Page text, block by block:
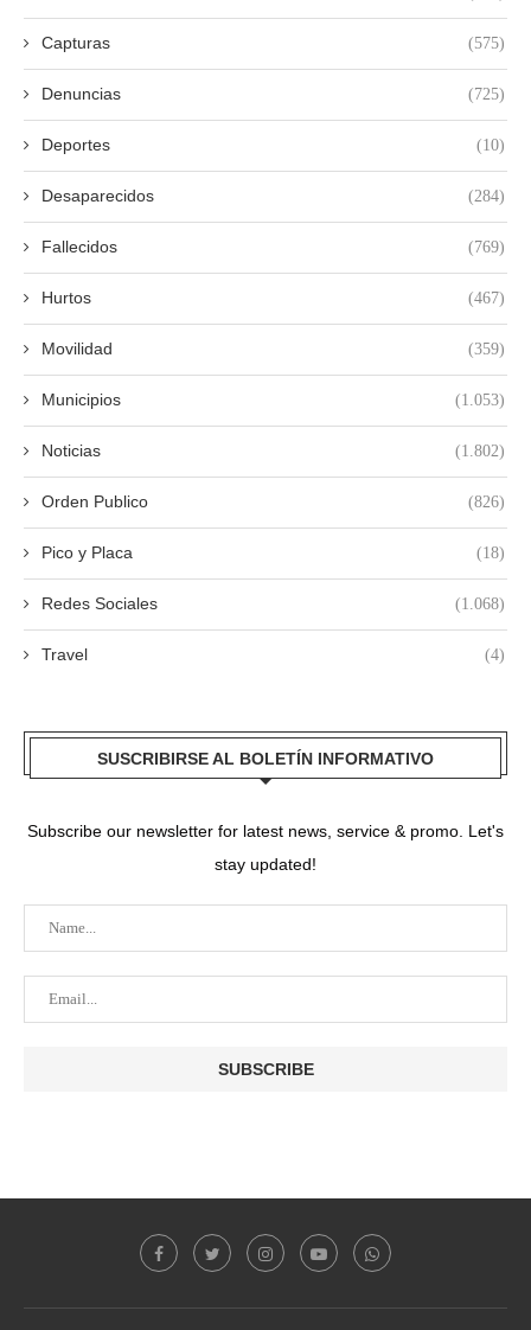
Capturas (575)
Denuncias (725)
Deportes (10)
Desaparecidos (284)
Fallecidos (769)
Hurtos (467)
Movilidad (359)
Municipios (1.053)
Noticias (1.802)
Orden Publico (826)
Pico y Placa (18)
Redes Sociales (1.068)
Travel (4)
SUSCRIBIRSE AL BOLETÍN INFORMATIVO
Subscribe our newsletter for latest news, service & promo. Let's
stay updated!